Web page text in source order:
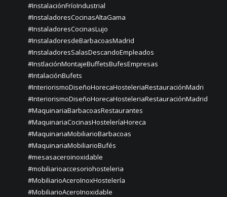
#InstalaciónFríoIndustrial
#InstaladoresCocinasAltaGama
#InstaladoresCocinasLujo
#InstaladoresdeBarbacoasMadrid
#InstaladoresSalasDescandoEmpleados
#InstlaciónMontajeBuffetsBufesEmpresas
#IntalaciónBufets
#InteriorismoDiseñoHorecaHosteleriaRestauraciónMadri
#InteriorismoDiseñoHorecaHosteleriaRestauraciónMadrid
#MaquinariaBarbacoasRestaurantes
#MaquinariaCocinasHosteleríaHoreca
#MaquinariaMobiliarioBarbacoas
#MaquinariaMobiliarioBufés
#mesasaceroinoxidable
#mobiliarioaccesoriohosteleria
#MobiliarioAceroInoxHostelería
#MobiliarioAceroInoxidable